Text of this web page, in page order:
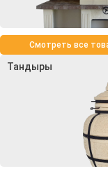
Смотреть все
Тандыры